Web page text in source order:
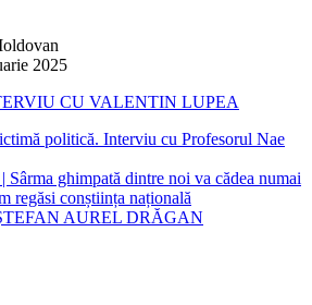
2025
CU VALENTIN LUPEA
politică. Interviu cu Profesorul Nae
Sârma ghimpată dintre noi va cădea numai
regăsi conștiința națională
AUREL DRĂGAN